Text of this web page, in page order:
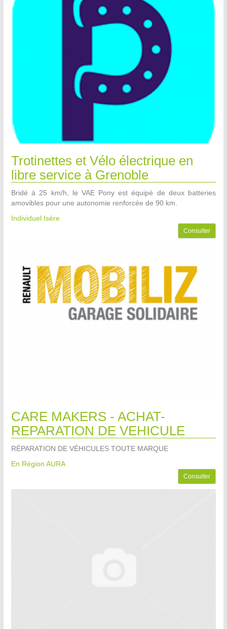
Trotinettes et Vélo électrique en
libre service à Grenoble
Bridé à 25 km/h, le VAE Pony est équipé de deux batteries
amovibles pour une autonomie renforcée de 90 km.
Individuel Isère
Consulter
CARE MAKERS - ACHAT-
REPARATION DE VEHICULE
RÉPARATION DE VÉHICULES TOUTE MARQUE
En Région AURA
Consulter